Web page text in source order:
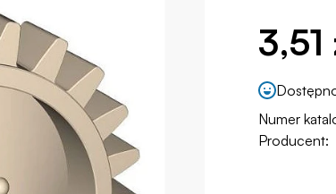
3,51
Numer
Producent: